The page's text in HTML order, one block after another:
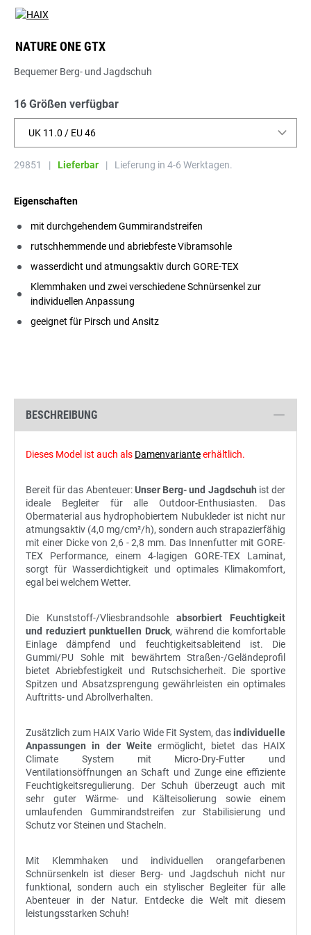
NATURE ONE GTX
Bequemer Berg- und Jagdschuh
16 Größen verfügbar
UK 11.0 / EU 46
29851 | Lieferbar | Lieferung in 4-6 Werktagen.
Eigenschaften
mit durchgehendem Gummirandstreifen
rutschhemmende und abriebfeste Vibramsohle
wasserdicht und atmungsaktiv durch GORE-TEX
Klemmhaken und zwei verschiedene Schnürsenkel zur
individuellen Anpassung
geeignet für Pirsch und Ansitz
BESCHREIBUNG
Dieses Model ist auch als Damenvarianteerhältlich.
Bereit für das Abenteuer:Unser Berg- und Jagdschuh ist der
ideale Begleiter für alle Outdoor-Enthusiasten. Das
Obermaterial aus hydrophobiertem Nubukleder ist nicht nur
atmungsaktiv (4,0 mg/cm²/h), sondern auch strapazierfähig
mit einer Dicke von 2,6 - 2,8 mm. Das Innenfutter mit GORE-
TEX Performance, einem 4-lagigen GORE-TEX Laminat,
sorgt für Wasserdichtigkeit und optimales Klimakomfort,
egal bei welchem Wetter.
Die Kunststoff-/Vliesbrandsohle absorbiert Feuchtigkeit
und reduziert punktuellen Druck, während die komfortable
Einlage dämpfend und feuchtigkeitsableitend ist. Die
Gummi/PU Sohle mit bewährtem Straßen-/Geländeprofil
bietet Abriebfestigkeit und Rutschsicherheit. Die sportive
Spitzen und Absatzsprengung gewährleisten ein optimales
Auftritts- und Abrollverhalten.
Zusätzlich zum HAIX Vario Wide Fit System, dasindividuelle
Anpassungen in der Weiteermöglicht, bietet das HAIX
Climate System mit Micro-Dry-Futter und
Ventilationsöffnungen an Schaft und Zunge eine effiziente
Feuchtigkeitsregulierung. Der Schuh überzeugt auch mit
sehr guter Wärme- und Kälteisolierung sowie einem
umlaufenden Gummirandstreifen zur Stabilisierung und
Schutz vor Steinen und Stacheln.
Mit Klemmhaken und individuellen orangefarbenen
Schnürsenkeln ist dieser Berg- und Jagdschuh nicht nur
funktional, sondern auch ein stylischer Begleiter für alle
Abenteuer in der Natur. Entdecke die Welt mit diesem
leistungsstarken Schuh!